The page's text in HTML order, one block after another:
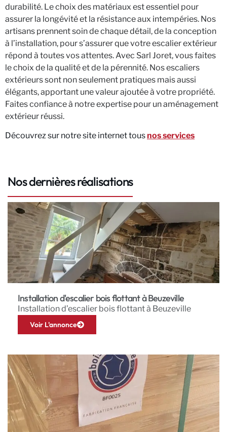
durabilité. Le choix des matériaux est essentiel pour
assurer la longévité et la résistance aux intempéries. Nos
artisans prennent soin de chaque détail, de la conception
à l’installation, pour s’assurer que votre escalier extérieur
répond à toutes vos attentes. Avec Sarl Joret, vous faites
le choix de la qualité et de la pérennité. Nos escaliers
extérieurs sont non seulement pratiques mais aussi
élégants, apportant une valeur ajoutée à votre propriété.
Faites confiance à notre expertise pour un aménagement
extérieur réussi.
Découvrez sur notre site internet tousnos services
Nos dernières réalisations
Installation d'escalier bois flottant à Beuzeville
Installation d’escalier bois flottant à Beuzeville
Voir L'annonce